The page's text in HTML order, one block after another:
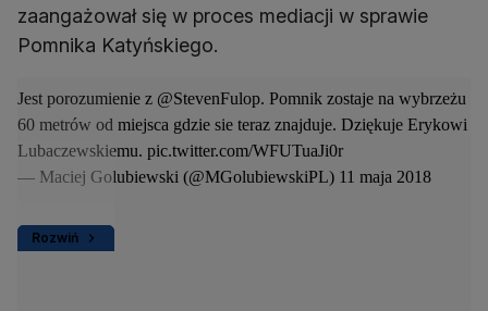
zaangażował się w proces mediacji w sprawie
Pomnika Katyńskiego.
Rozwiń
Jest porozumienie z @StevenFulop. Pomnik zostaje na wybrzeżu
60 metrów od miejsca gdzie sie teraz znajduje. Dziękuje Erykowi
Lubaczewskiemu. pic.twitter.com/WFUTuaJi0r
— Maciej Golubiewski (@MGolubiewskiPL) 11 maja 2018